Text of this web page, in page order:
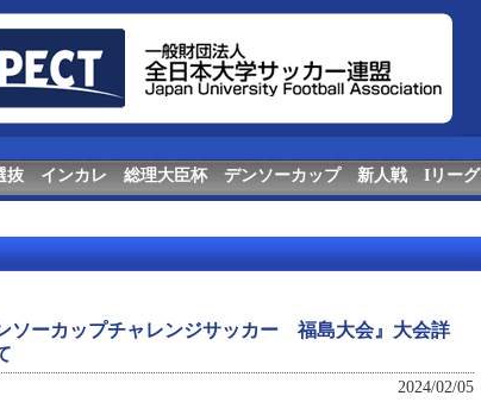
抜 インカレ 総理大臣杯 デンソーカップ 新人戦 Iリーグ
ソーカップチャレンジサッカー 福島大会』大会詳
2024/02/05